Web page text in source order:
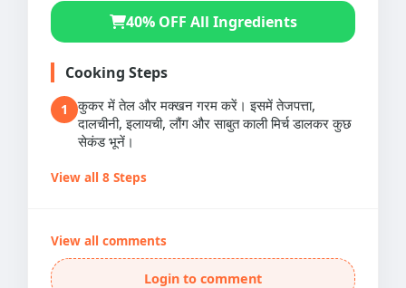
40% OFF All Ingredients
Cooking Steps
1
कुकर में तेल और मक्खन गरम करें। इसमें तेजपत्ता,
दालचीनी, इलायची, लौंग और साबुत काली मिर्च डालकर कुछ
सेकंड भूनें।
View all 8 Steps
View all comments
Login to comment